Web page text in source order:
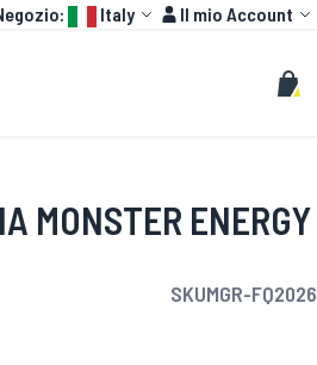
Italy Account
Il mio Account
Cerca
Cerca
MONSTER ENERGY
SKUMGR-FQ2026